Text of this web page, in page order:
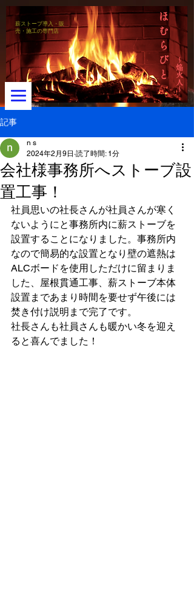
メニュー
薪ストーブ導入・販
売・施工の専門店
ほ
む
ら
び
と
～焔火人～
記事
会社様事務所へストーブ設
置工事！
n s
2024年2月9日 読了時間: 1分
社員思いの社長さんが社員さんが寒く
ないようにと事務所内に薪ストーブを
設置することになりました。事務所内
なので簡易的な設置となり壁の遮熱は
ALCボードを使用しただけに留まりま
した、屋根貫通工事、薪ストーブ本体
設置まであまり時間を要せず午後には
焚き付け説明まで完了です。
社長さんも社員さんも暖かい冬を迎え
ると喜んでました！